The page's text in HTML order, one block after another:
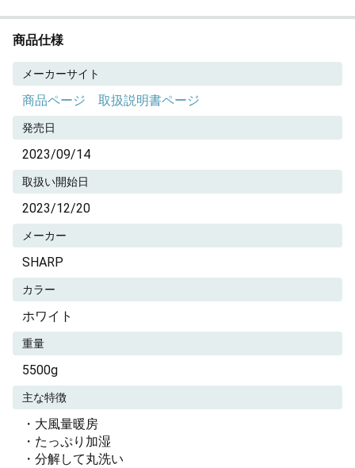
商品仕様
メーカーサイト
商品ページ 取扱説明書ページ
発売日
2023/09/14
取扱い開始日
2023/12/20
メーカー
SHARP
カラー
ホワイト
重量
5500g
主な特徴
・大風量暖房
・たっぷり加湿
・分解して丸洗い